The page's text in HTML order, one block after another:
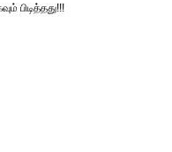
பிடித்தது!!!